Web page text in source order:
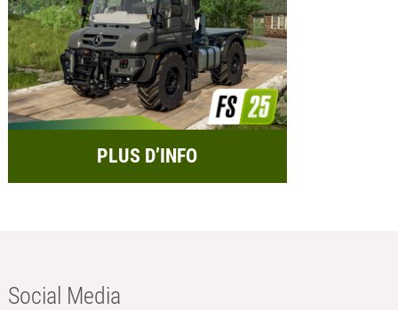
PLUS D’INFO
Social Media